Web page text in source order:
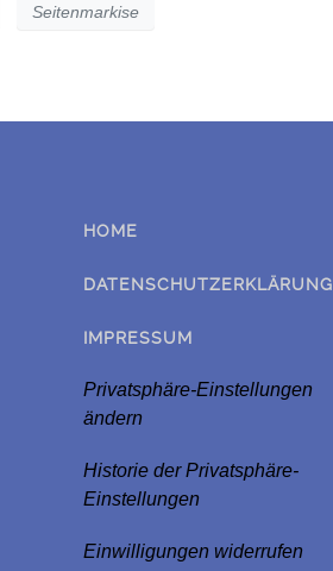
Seitenmarkise
HOME
DATENSCHUTZERKLÄRUNG
IMPRESSUM
Privatsphäre-Einstellungen
ändern
Historie der Privatsphäre-
Einstellungen
Einwilligungen widerrufen